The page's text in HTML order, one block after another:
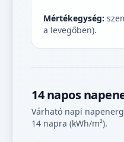
Mértékegység:
a levegőben).
14 napos
Várható napi
14 napra (kWh/m²).